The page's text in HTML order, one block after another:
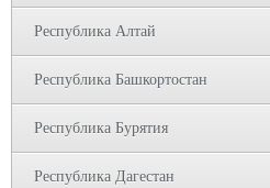
Республика Алтай
Республика Башкортостан
Республика Бурятия
Республика Дагестан